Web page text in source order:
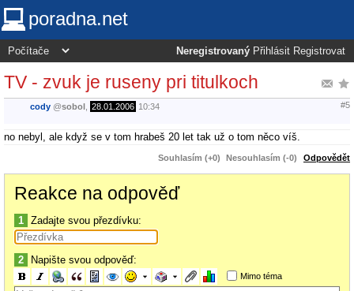
poradna.net
Neregistrovaný Přihlásit Registrovat
TV - zvuk je ruseny pri titulkoch
cody @sobol 28.01.2006 10:34 #5
no nebyl, ale když se v tom hrabeš 20 let tak už o tom něco víš.
Souhlasím (+0) Nesouhlasím (-0) Odpovědět
Reakce na odpověď
1 Zadajte svou přezdívku:
2 Napište svou odpověď:
Mimo téma